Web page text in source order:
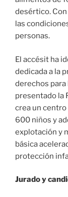
desértico.
las
personas.
​El accésit ha
dedicada a la
derechos para
presentado la
crea un
600 niños y
explotación y
básica
protección
Jurado y